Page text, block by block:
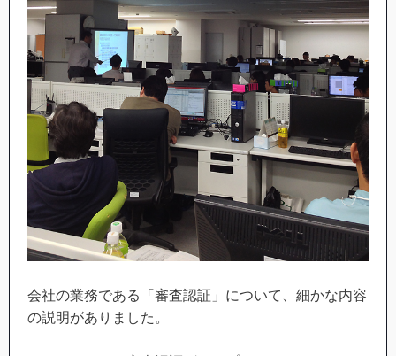
会社の業務である「審査認証」について、細かな内容
の説明がありました。